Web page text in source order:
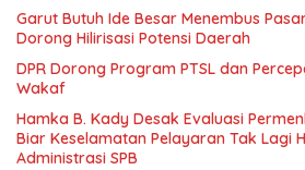
Garut Butuh Ide Besar Menembus
Dorong Hilirisasi Potensi Daerah
DPR Dorong Program PTSL dan
Wakaf
Hamka B. Kady Desak Evaluasi
Biar Keselamatan Pelayaran Tak Lagi
Administrasi SPB